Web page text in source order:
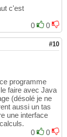
c'est
0
0
#10
programme
faire avec Java
(désolé je ne
aussi un tas
une interface
0
0